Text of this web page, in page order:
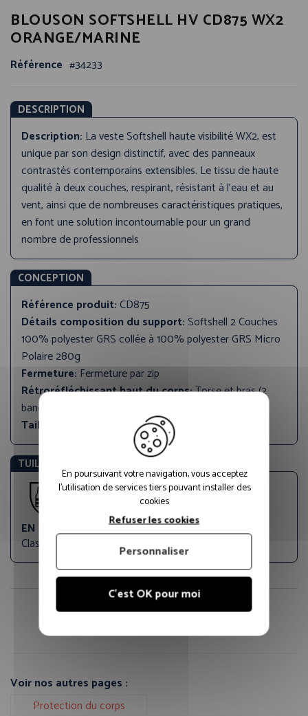
au
début
la
BLOUSON SOFTSHELL HV CD875 WX2
ORANGE/MARINE
Référence 34233
DESCRIPTION
Description: La veste Softshell haute visibilité WX2, est
unique par son design distinctif, avec des panneaux
contrastés contemporains extensibles. Le tissu de haute
qualité à deux couches, respirant, résistant à l'eau et au
vent, ainsi que de nombreuses caractéristiques pratiques,
en font une solution incontournable pour un grand
nombre de professionnels
CONCEPTION
Référence produit:CD875
Détails composition du support:Softshell 2 Couches
100% polyester GRS collée à 100% polyester GRS Micro
Polaire 280g
Fermeture: Fermeture par zip
Rétroréfléchissant haut du corps:Torse et bras (2
bandes)
Tailles disponibles:
S, M, L , XL, 2XL, 3XL
TUILE STANDARDS EU
EN 20471
Classe 3
Fiche technique PDF Guide des tailles
Voir nos autres pages :
Protection du corps
En poursuivant votre navigation, vous acceptez
l'utilisation de services tiers pouvant installer des
cookies
C'est OK pour moi
Refuser les cookies
Personnaliser